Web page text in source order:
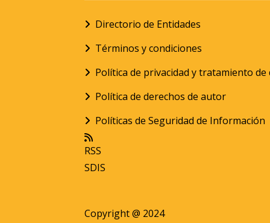
Directorio de Entidades
Términos y condiciones
Política de privacidad y tratamiento
Política de derechos de autor
Políticas de Seguridad de Información
RSS
SDIS
Copyright @ 2024